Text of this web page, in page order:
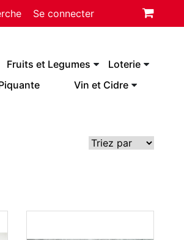
Se connecter
Fruits et Legumes
Loterie
Vin et Cidre